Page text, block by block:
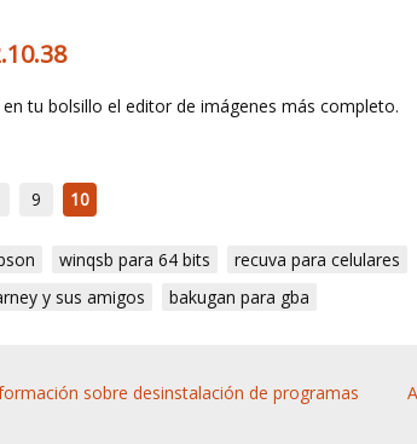
tu bolsillo el editor de imágenes más completo.
9 10
winqsb para 64 bits
recuva para celulares
y sus amigos
bakugan para gba
sobre desinstalación de programas